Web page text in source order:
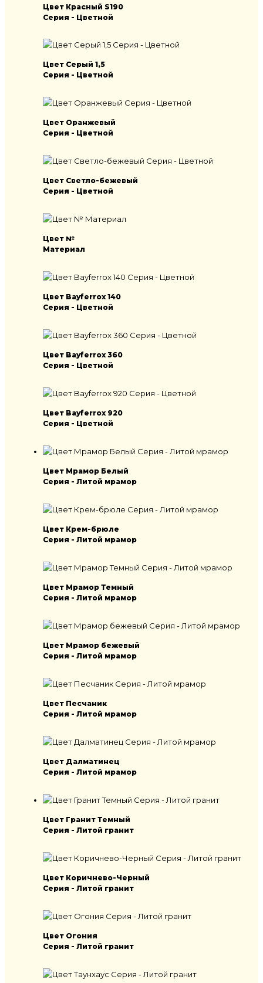
Цвет Красный S190
Серия - Цветной
Цвет Серый 1,5
Серия - Цветной
Цвет Оранжевый
Серия - Цветной
Цвет Светло-бежевый
Серия - Цветной
Цвет №
Материал
Цвет Bayferrox 140
Серия - Цветной
Цвет Bayferrox 360
Серия - Цветной
Цвет Bayferrox 920
Серия - Цветной
Цвет Мрамор Белый
Серия - Литой мрамор
Цвет Крем-брюле
Серия - Литой мрамор
Цвет Мрамор Темный
Серия - Литой мрамор
Цвет Мрамор бежевый
Серия - Литой мрамор
Цвет Песчаник
Серия - Литой мрамор
Цвет Далматинец
Серия - Литой мрамор
Цвет Гранит Темный
Серия - Литой гранит
Цвет Коричнево-Черный
Серия - Литой гранит
Цвет Огония
Серия - Литой гранит